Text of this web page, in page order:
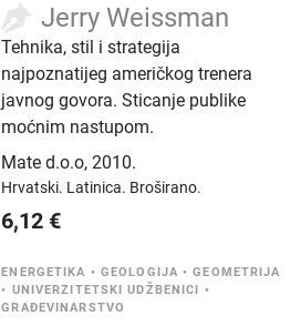
Jerry Weissman
Tehnika, stil i strategija
najpoznatijeg američkog trenera
javnog govora. Sticanje publike
moćnim nastupom.
Mate d.o.o,2010.
Hrvatski. Latinica. Broširano.
6,12 €
ENERGETIKA • GEOLOGIJA •GEOMETRIJA
• UNIVERZITETSKI UDŽBENICI •
GRAĐEVINARSTVO